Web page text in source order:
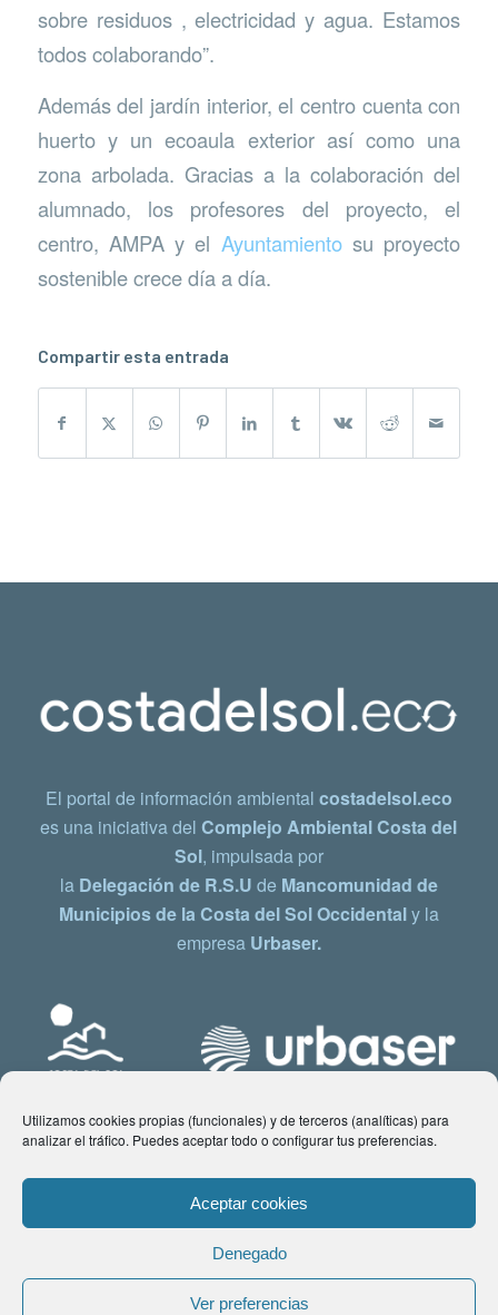
Utilizamos cookies propias (funcionales) y de terceros (analíticas) para
analizar el tráfico. Puedes aceptar todo o configurar tus preferencias.
Aceptar cookies
Denegado
Ver preferencias
sobre residuos , electricidad y agua. Estamos
todos colaborando”.
Además del jardín interior, el centro cuenta con
huerto y un ecoaula exterior así como una
zona arbolada. Gracias a la colaboración del
alumnado, los profesores del proyecto, el
centro, AMPA y el Ayuntamientosu proyecto
sostenible crece día a día.
Compartir esta entrada
El portal de información ambiental costadelsol.eco
es una iniciativa delComplejo Ambiental Costa del
Sol, impulsada por
la Delegación de R.S.U de Mancomunidad de
Municipios de la Costa del Sol Occidentaly la
empresa Urbaser.
© Copyright 2021 www.costadelsol.eco. Todos los derechos reservados |